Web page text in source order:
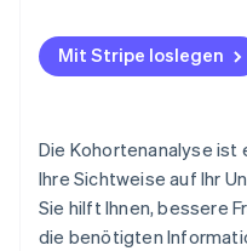
Messen Sie die
Unordentliche oder
Tools, die nicht Ihren
Fehlerhafte
Von Daten überwältigt
Mit Stripe loslegen
Die Kohortenanalyse ist
Ihre Sichtweise auf Ihr
Sie hilft Ihnen, bessere
die benötigten